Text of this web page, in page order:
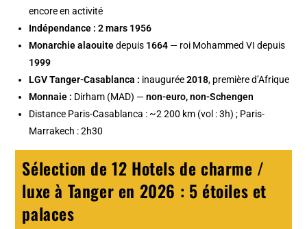
encore en activité
Indépendance : 2 mars 1956
Monarchie alaouitedepuis 1664 — roi Mohammed VI depuis
1999
LGV Tanger-Casablanca : inaugurée2018, première d’Afrique
Monnaie : Dirham (MAD) —non-euro, non-Schengen
Distance Paris-Casablanca : ~2 200 km (vol : 3h) ; Paris-
Marrakech : 2h30
Sélection de 12 Hotels de charme /
luxe à Tanger en 2026 : 5 étoiles et
palaces